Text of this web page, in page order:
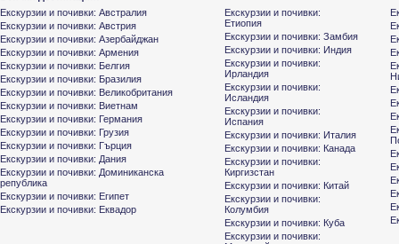
Екскурзии и почивки: Австралия
Екскурзии и почивки: Австрия
Екскурзии и почивки: Азербайджан
Екскурзии и почивки: Армения
Екскурзии и почивки: Белгия
Екскурзии и почивки: Бразилия
Екскурзии и почивки: Великобритания
Екскурзии и почивки: Виетнам
Екскурзии и почивки: Германия
Екскурзии и почивки: Грузия
Екскурзии и почивки: Гърция
Екскурзии и почивки: Дания
Екскурзии и почивки: Доминиканска
република
Екскурзии и почивки: Египет
Екскурзии и почивки: Еквадор
Екскурзии и почивки:
Етиопия
Екскурзии и почивки: Замбия
Екскурзии и почивки: Индия
Екскурзии и почивки:
Ирландия
Екскурзии и почивки:
Исландия
Екскурзии и почивки:
Испания
Екскурзии и почивки: Италия
Екскурзии и почивки: Канада
Екскурзии и почивки:
Киргизстан
Екскурзии и почивки: Китай
Екскурзии и почивки:
Колумбия
Екскурзии и почивки: Куба
Екскурзии и почивки: